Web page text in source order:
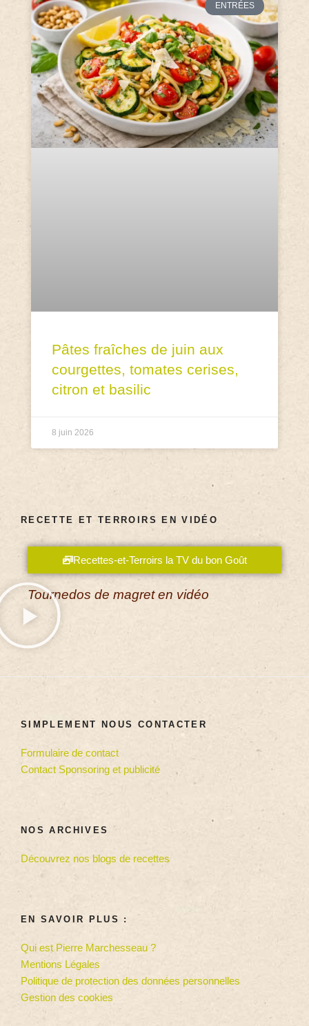
ENTRÉES
Pâtes fraîches de juin aux
courgettes, tomates cerises,
citron et basilic
8 juin 2026
RECETTE ET TERROIRS EN VIDÉO
Recettes-et-Terroirs la TV du bon Goût
Tournedos de magret en vidéo
SIMPLEMENT NOUS CONTACTER
Formulaire de contact
Contact Sponsoring et publicité
NOS ARCHIVES
Découvrez nos blogs de recettes
EN SAVOIR PLUS :
Qui est Pierre Marchesseau ?
Mentions Légales
Politique de protection des données personnelles
Gestion des cookies